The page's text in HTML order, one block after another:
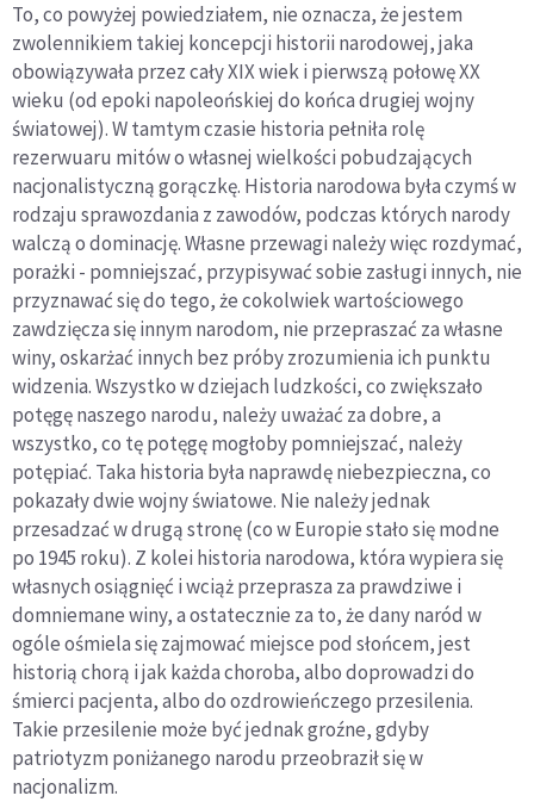
To, co powyżej powiedziałem, nie oznacza, że jestem
zwolennikiem takiej koncepcji historii narodowej, jaka
obowiązywała przez cały XIX wiek i pierwszą połowę XX
wieku (od epoki napoleońskiej do końca drugiej wojny
światowej). W tamtym czasie historia pełniła rolę
rezerwuaru mitów o własnej wielkości pobudzających
nacjonalistyczną gorączkę. Historia narodowa była czymś w
rodzaju sprawozdania z zawodów, podczas których narody
walczą o dominację. Własne przewagi należy więc rozdymać,
porażki - pomniejszać, przypisywać sobie zasługi innych, nie
przyznawać się do tego, że cokolwiek wartościowego
zawdzięcza się innym narodom, nie przepraszać za własne
winy, oskarżać innych bez próby zrozumienia ich punktu
widzenia. Wszystko w dziejach ludzkości, co zwiększało
potęgę naszego narodu, należy uważać za dobre, a
wszystko, co tę potęgę mogłoby pomniejszać, należy
potępiać. Taka historia była naprawdę niebezpieczna, co
pokazały dwie wojny światowe. Nie należy jednak
przesadzać w drugą stronę (co w Europie stało się modne
po 1945 roku). Z kolei historia narodowa, która wypiera się
własnych osiągnięć i wciąż przeprasza za prawdziwe i
domniemane winy, a ostatecznie za to, że dany naród w
ogóle ośmiela się zajmować miejsce pod słońcem, jest
historią chorą i jak każda choroba, albo doprowadzi do
śmierci pacjenta, albo do ozdrowieńczego przesilenia.
Takie przesilenie może być jednak groźne, gdyby
patriotyzm poniżanego narodu przeobraził się w
nacjonalizm.